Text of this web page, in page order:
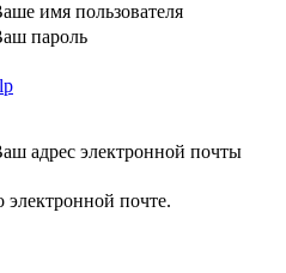
имя пользователя
пароль
адрес электронной почты
почте.